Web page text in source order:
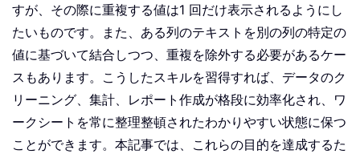
すが、その際に重複する値は1 回だけ表示されるようにし
たいものです。また、ある列のテキストを別の列の特定の
値に基づいて結合しつつ、重複を除外する必要があるケー
スもあります。こうしたスキルを習得すれば、データのク
リーニング、集計、レポート作成が格段に効率化され、ワ
ークシートを常に整理整頓されたわかりやすい状態に保つ
ことができます。本記事では、これらの目的を達成するた